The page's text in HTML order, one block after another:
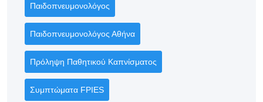
Παιδοπνευμονολόγος
Παιδοπνευμονολόγος Αθήνα
Πρόληψη Παθητικού Καπνίσματος
Συμπτώματα FPIES